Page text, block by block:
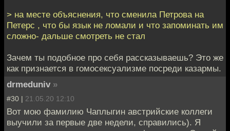
> на месте объяснения, что сменила Петрова на
Петерс , что бы язык не ломали и что запоминать им
сложно- дальше смотреть не стал
Зачем ты подобное про себя рассказываешь? Это же
как признается в гомосексуализме посреди казармы.
drmeduniv »
#30 | 21.05.20 12:10
Вот мою фамилию Чаплыгин австрийские коллеги
выучили за первые две недели, справились). Я